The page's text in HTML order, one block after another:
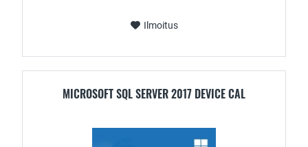
Ilmoitus
MICROSOFT SQL SERVER 2017 DEVICE CAL